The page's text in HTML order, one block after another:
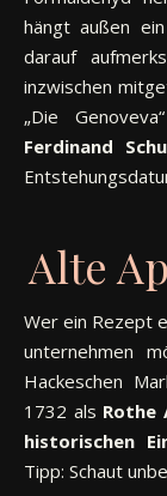
hängt außen
darauf
inzwischen
„Die
Ferdinand
Alte
Wer ein Rezept
unternehmen
Hackeschen
1732 als Rothe
historischen
Tipp: Schaut